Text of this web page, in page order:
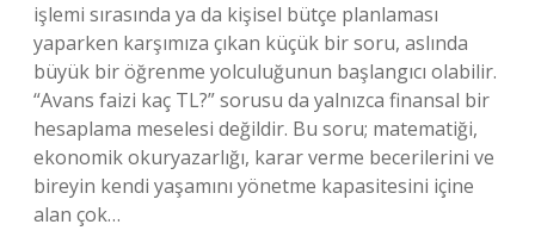
işlemi sırasında ya da kişisel bütçe planlaması
yaparken karşımıza çıkan küçük bir soru, aslında
büyük bir öğrenme yolculuğunun başlangıcı olabilir.
“Avans faizi kaç TL?” sorusu da yalnızca finansal bir
hesaplama meselesi değildir. Bu soru; matematiği,
ekonomik okuryazarlığı, karar verme becerilerini ve
bireyin kendi yaşamını yönetme kapasitesini içine
alan çok…